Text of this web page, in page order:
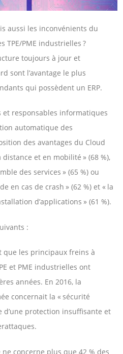
aussi les inconvénients du
TPE/PME industrielles ?
toujours à jour et
sont l’avantage le plus
qui possèdent un ERP.
et responsables informatiques
automatique des
des avantages du Cloud
et en mobilité » (68 %),
des services » (65 %) ou
en cas de crash » (62 %) et « la
d’applications » (61 %).
suivants :
que les principaux freins à
et PME industrielles ont
années. En 2016, la
concernait la « sécurité
protection insuffisante et
concerne plus que 42 % des